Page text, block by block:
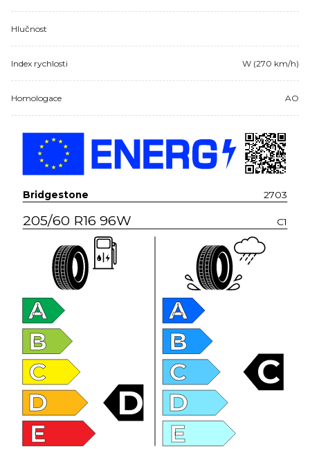
Hlučnost
Index rychlosti W (270 km/h)
Homologace AO
Bridgestone 2703
205/60 R16 96W C1
A
B
C
D
E
D
A
B
C
D
E
C